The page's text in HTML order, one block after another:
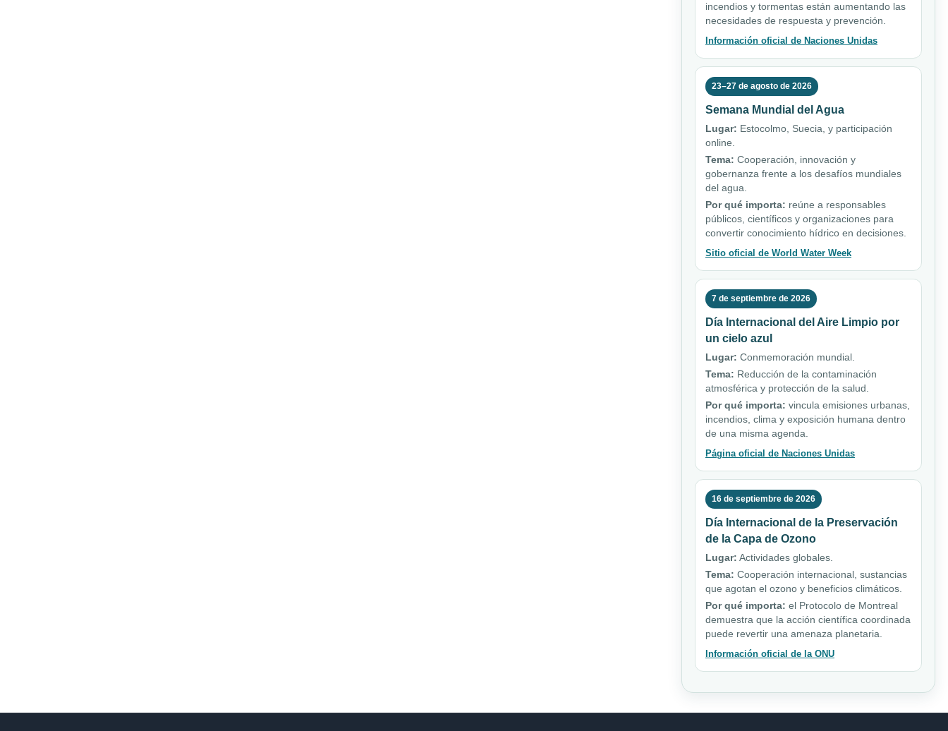
incendios y tormentas están aumentando las
necesidades de respuesta y prevención.
Información oficial de Naciones Unidas
23–27 de agosto de 2026
Semana Mundial del Agua
Lugar: Estocolmo, Suecia, y participación
online.
Tema: Cooperación, innovación y
gobernanza frente a los desafíos mundiales
del agua.
Por qué importa: reúne a responsables
públicos, científicos y organizaciones para
convertir conocimiento hídrico en decisiones.
Sitio oficial de World Water Week
7 de septiembre de 2026
Día Internacional del Aire Limpio por
un cielo azul
Lugar: Conmemoración mundial.
Tema: Reducción de la contaminación
atmosférica y protección de la salud.
Por qué importa: vincula emisiones urbanas,
incendios, clima y exposición humana dentro
de una misma agenda.
Página oficial de Naciones Unidas
16 de septiembre de 2026
Día Internacional de la Preservación
de la Capa de Ozono
Lugar: Actividades globales.
Tema: Cooperación internacional, sustancias
que agotan el ozono y beneficios climáticos.
Por qué importa: el Protocolo de Montreal
demuestra que la acción científica coordinada
puede revertir una amenaza planetaria.
Información oficial de la ONU